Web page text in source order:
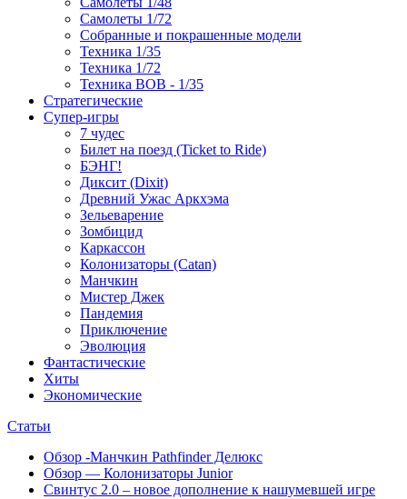
Самолеты 1/72
Собранные и покрашенные модели
Техника 1/35
Техника 1/72
Техника ВОВ - 1/35
Стратегические
Супер-игры
7 чудес
Билет на поезд (Ticket to Ride)
БЭНГ!
Диксит (Dixit)
Древний Ужас Аркхэма
Зельеварение
Зомбицид
Каркассон
Колонизаторы (Catan)
Манчкин
Мистер Джек
Пандемия
Приключение
Эволюция
Фантастические
Хиты
Экономические
Статьи
Обзор -Манчкин Pathfinder Делюкс
Обзор — Колонизаторы Junior
Свинтус 2.0 – новое дополнение к нашумевшей игре